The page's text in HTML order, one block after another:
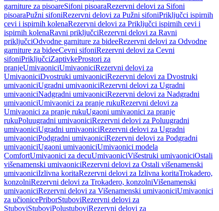
garniture za pisoareSifoni pisoaraRezervni delovi za Sifoni
pisoaraPužni sifoniRezervni delovi za Pužni sifoniPriključci ispirnih
cevi i ispirnih kolenaRezervni delovi za Priključci ispirnih cevi i
ispirnih kolenaRavni priključciRezervni delovi za Ravni
priključciOdvodne garniture za bideeRezervni delovi za Odvodne
garniture za bideeCevni sifoniRezervni delovi za Cevni
sifoniPriključciZaptivkeProstori za
pranjeUmivaoniciUmivaoniciRezervni delovi za
UmivaoniciDvostruki umivaoniciRezervni delovi za Dvostruki
umivaoniciUgradni umivaoniciRezervni delovi za Ugradni
umivaoniciNadgradni umivaoniciRezervni delovi za Nadgradni
umivaoniciUmivaonici za pranje rukuRezervni delovi za
Umivaonici za pranje rukuUgaoni umivaonici za pranje
rukuPoluugradni umivaoniciRezervni delovi za Poluugradni
umivaoniciUgradni umivaoniciRezervni delovi za Ugradni
umivaoniciPodgradni umivaoniciRezervni delovi za Podgradni
umivaoniciUgaoni umivaoniciUmivaonici modela
ComfortUmivaonici za decuUmivaoniciVišestruki umivaoniciOstali
višenamenski umivaoniciRezervni delovi za Ostali višenamenski
umivaoniciIzlivna koritaRezervni delovi za Izlivna koritaTrokadero,
konzolniRezervni delovi za Trokadero, konzolniVišenamenski
umivaoniciRezervni delovi za Višenamenski umivaoniciUmivaonici
za učionicePriborStuboviRezervni delovi za
StuboviStuboviPolustuboviRezervni delovi za